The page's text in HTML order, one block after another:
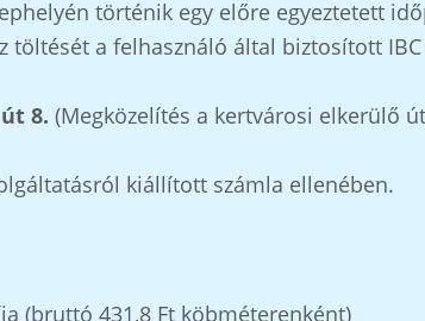
történik egy előre egyeztetett
töltését a felhasználó által biztosított
8. (Megközelítés a kertvárosi elkerülő
kiállított számla ellenében.
(bruttó 431,8 Ft köbméterenként)